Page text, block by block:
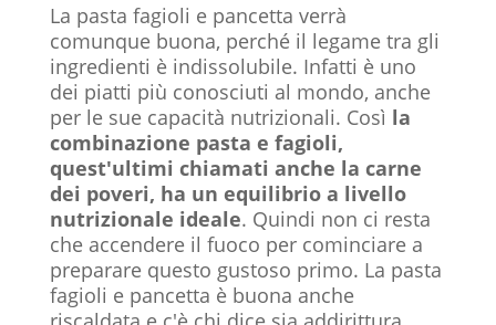
La pasta fagioli e pancetta verrà
comunque buona, perché il legame tra gli
ingredienti è indissolubile. Infatti è uno
dei piatti più conosciuti al mondo, anche
per le sue capacità nutrizionali. Così la
combinazione pasta e fagioli,
quest'ultimi chiamati anche la carne
dei poveri, ha un equilibrio a livello
nutrizionale ideale. Quindi non ci resta
che accendere il fuoco per cominciare a
preparare questo gustoso primo. La pasta
fagioli e pancetta è buona anche